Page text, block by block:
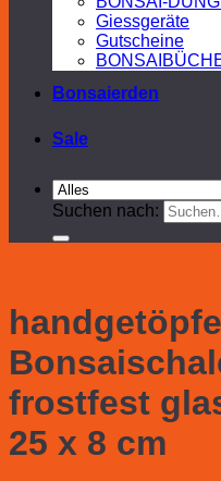
Giessgeräte
Gutscheine
Bonsaierden
Sale
Suchen nach:
frostfest
25 x 8 cm